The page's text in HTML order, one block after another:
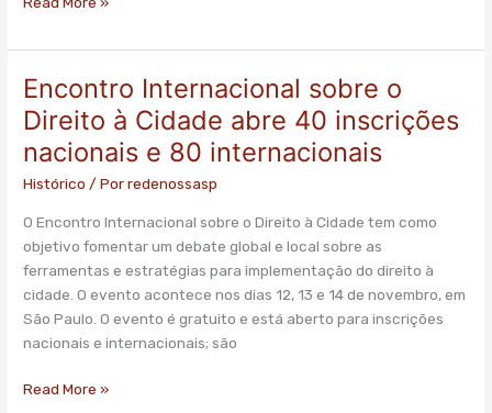
Encontro Internacional sobre o
Direito à Cidade abre 40 inscrições
nacionais e 80 internacionais
Histórico / Porredenossasp
O Encontro Internacional sobre o Direito à Cidade tem como
objetivo fomentar um debate global e local sobre as
ferramentas e estratégias para implementação do direito à
cidade. O evento acontece nos dias 12, 13 e 14 de novembro, em
São Paulo. O evento é gratuito e está aberto para inscrições
nacionais e internacionais; são
Encontro
Internacional
sobre
o
Direito
Cidade
abre
40
inscrições
nacionais
e
internacionais
Read More »